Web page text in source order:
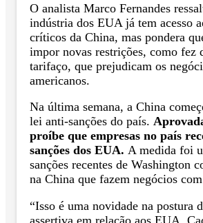
O analista Marco Fernandes
indústria dos EUA já tem acesso
críticos da China, mas pondera
impor novas restrições, como fez
tarifaço, que prejudicam os
americanos.
Na última semana, a China
lei anti-sanções do país.
proíbe que empresas no país
sanções dos EUA. A medida foi
sanções recentes de Washington
na China que fazem negócios
“Isso é uma novidade na postura
assertiva em relação aos EUA.